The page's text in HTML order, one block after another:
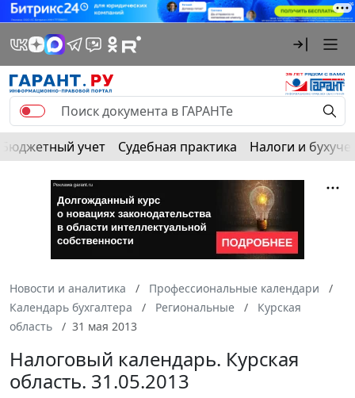
Бюджетный учет Судебная практика Налоги и
Новости и аналитика
Профессиональные календари
Календарь бухгалтера
Региональные
Курская
область
31 мая 2013
Налоговый календарь. Курская
область. 31.05.2013